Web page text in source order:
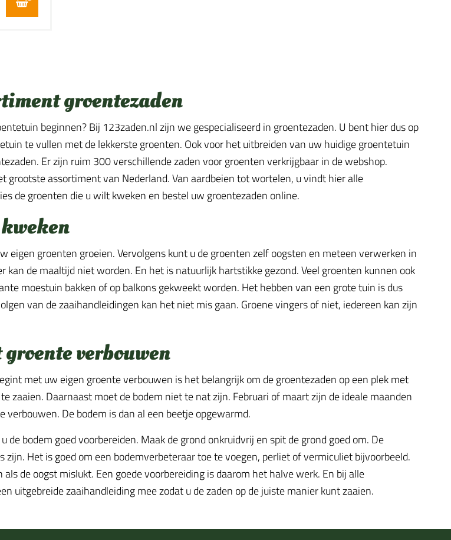
groentezaden
beginnen? Bij 123zaden.nl zijn we gespecialiseerd in groentezaden. U bent hier dus op
te vullen met de lekkerste groenten. Ook voor het uitbreiden van uw huidige groentetuin
Er zijn ruim 300 verschillende zaden voor groenten verkrijgbaar in de webshop.
grootste assortiment van Nederland. Van aardbeien tot wortelen, u vindt hier alle
de groenten die u wilt kweken en bestel uw groentezaden online.
eigen groenten groeien. Vervolgens kunt u de groenten zelf oogsten en meteen verwerken in
kan de maaltijd niet worden. En het is natuurlijk hartstikke gezond. Veel groenten kunnen ook
moestuin bakken of op balkons gekweekt worden. Het hebben van een grote tuin is dus
van de zaaihandleidingen kan het niet mis gaan. Groene vingers of niet, iedereen kan zijn
verbouwen
met uw eigen groente verbouwen is het belangrijk om de groentezaden op een plek met
zaaien. Daarnaast moet de bodem niet te nat zijn. Februari of maart zijn de ideale maanden
verbouwen. De bodem is dan al een beetje opgewarmd.
de bodem goed voorbereiden. Maak de grond onkruidvrij en spit de grond goed om. De
zijn. Het is goed om een bodemverbeteraar toe te voegen, perliet of vermiculiet bijvoorbeeld.
de oogst mislukt. Een goede voorbereiding is daarom het halve werk. En bij alle
uitgebreide zaaihandleiding mee zodat u de zaden op de juiste manier kunt zaaien.